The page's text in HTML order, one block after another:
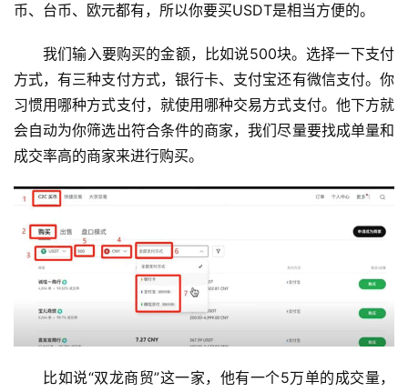
币、台币、欧元都有，所以你要买USDT是相当方便的。
我们输入要购买的金额，比如说500块。选择一下支付
方式，有三种支付方式，银行卡、支付宝还有微信支付。你
习惯用哪种方式支付，就使用哪种交易方式支付。他下方就
会自动为你筛选出符合条件的商家，我们尽量要找成单量和
成交率高的商家来进行购买。
比如说“双龙商贸”这一家，他有一个5万单的成交量，